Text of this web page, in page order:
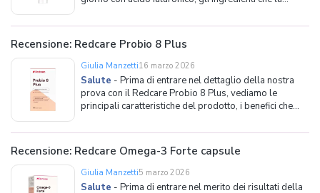
generali della crema La SKINTIST ANTI-AGING
Crema giorno con acido ialuronico è vegana,
dermatologicamente tes
Recensione: Redcare Probio 8 Plus
Giulia Manzetti16 marzo 2026
Salute - Prima di entrare nel dettaglio della nostra
prova con il Redcare Probio 8 Plus, vediamo le
principali caratteristiche del prodotto, i benefici che
assunzione. Perché assumere Redcare Probio 8 Plus?
Il microbiota intestinale, più spesso cono
Recensione: Redcare Omega-3 Forte capsule
Giulia Manzetti5 marzo 2026
Salute - Prima di entrare nel merito dei risultati della